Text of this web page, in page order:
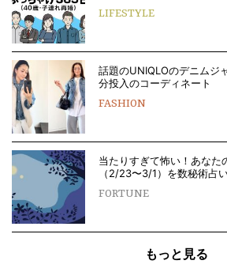
LIFESTYLE
話題のUNIQLOのデニムジ
分投入のコーディネート
FASHION
当たりすぎて怖い！あなた
（2/23〜3/1）を数秘術占
FORTUNE
もっと見る